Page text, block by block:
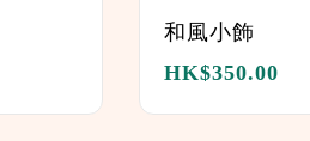
和風小飾
HK$350.00